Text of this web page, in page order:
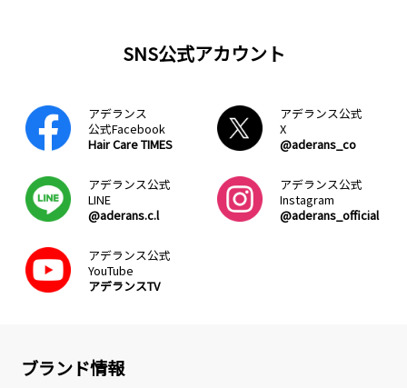
SNS公式アカウント
アデランス
公式Facebook
Hair Care TIMES
アデランス公式
X
@aderans_co
アデランス公式
LINE
@aderans.c.l
アデランス公式
Instagram
@aderans_official
アデランス公式
YouTube
アデランスTV
ブランド情報